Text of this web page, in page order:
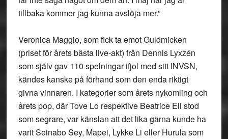
tillbaka kommer jag kunna avslöja mer.”
Veronica Maggio, som fick ta emot Guldmicken
(priset för årets bästa live-akt) från Dennis Lyxzén
som själv gav 110 spelningar ifjol med sitt INVSN,
kändes kanske på förhand som den enda riktigt
givna vinnaren. I kategorier som årets nykomling och
årets pop, där Tove Lo respektive Beatrice Eli stod
som segrare, var känslan att det lika gärna kunde ha
varit Seinabo Sey, Mapei, Lykke Li eller Hurula som